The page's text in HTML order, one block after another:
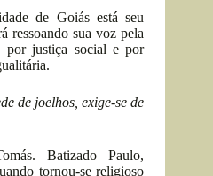
de Goiás está seu
ressoando sua voz pela
por justiça social e por
de joelhos, exige-se de
Batizado Paulo,
tornou-se religioso